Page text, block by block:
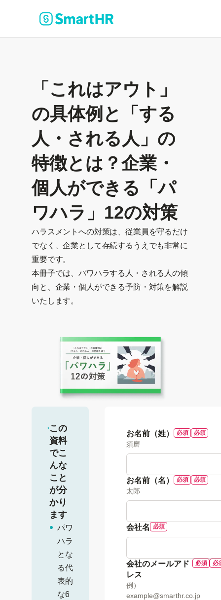
「これはアウト」
の具体例と「する
人・される人」の
特徴とは？企業・
個人ができる「パ
ワハラ」12の対策
ハラスメントへの対策は、従業員を守るだけ
でなく、企業として存続するうえでも非常に
重要です。
本冊子では、パワハラする人・される人の傾
向と、企業・個人ができる予防・対策を解説
いたします。
この
資料
でこ
んな
こと
が分
かり
ます
パワ
ハラ
とな
る代
表的
な6
お名前（姓）
須磨
お名前（名）
太郎
会社名
会社のメールアド
レス
例）
example@smarthr.co.jp